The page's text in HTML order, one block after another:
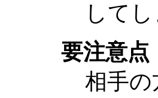
して
要注意点
相手